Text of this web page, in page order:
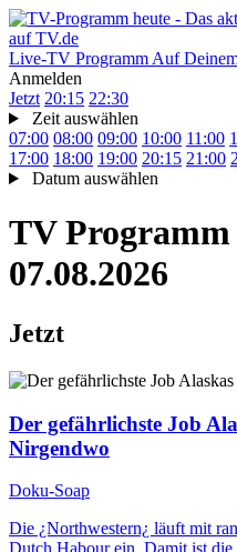
Live-TV Programm Auf
Anmelden
Jetzt 20:15 22:30
Zeit auswählen
07:00 08:00 09:00 10:00 11:00
17:00 18:00 19:00 20:15 21:00
Datum auswählen
TV
07.08.2026
Jetzt
Der gefährlichste Job
Nirgendwo
Doku-Soap
Die ¿Northwestern¿ läuft mit